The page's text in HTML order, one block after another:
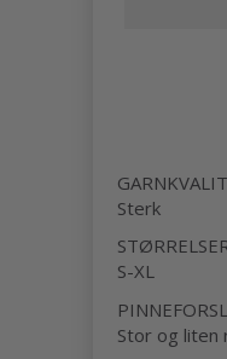
Sterk
S-XL
Stor og liten